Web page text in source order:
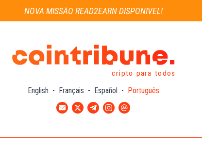
NOVA MISSÃO READ2EARN DISPONÍVEL!
cripto para todos
English - Français - Español - Português